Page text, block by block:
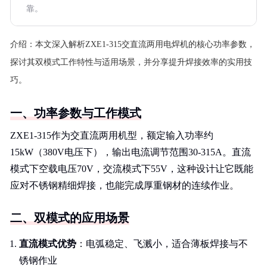
靠。
介绍： 本文深入解析ZXE1-315交直流两用电焊机的核心功率参数，
探讨其双模式工作特性与适用场景，并分享提升焊接效率的实用技
巧。
一、功率参数与工作模式
ZXE1-315作为交直流两用机型，额定输入功率约
15kW（380V电压下），输出电流调节范围30-315A。直流
模式下空载电压70V，交流模式下55V，这种设计让它既能
应对不锈钢精细焊接，也能完成厚重钢材的连续作业。
二、双模式的应用场景
直流模式优势 ：电弧稳定、飞溅小，适合薄板焊接与不
锈钢作业